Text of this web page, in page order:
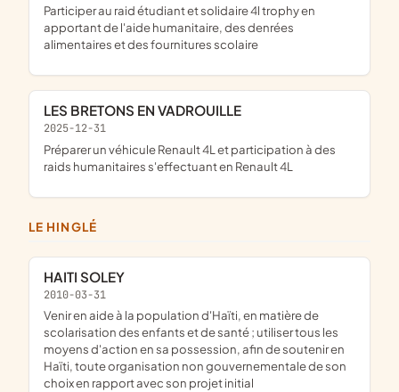
participer au raid étudiant et solidaire 4l trophy en
apportant de l'aide humanitaire, des denrées
alimentaires et des fournitures scolaire
LES BRETONS EN VADROUILLE
2025-12-31
préparer un véhicule Renault 4L et participation à des
raids humanitaires s'effectuant en Renault 4L
LE HINGLÉ
HAITI SOLEY
2010-03-31
venir en aide à la population d'Haïti, en matière de
scolarisation des enfants et de santé ; utiliser tous les
moyens d'action en sa possession, afin de soutenir en
Haïti, toute organisation non gouvernementale de son
choix en rapport avec son projet initial